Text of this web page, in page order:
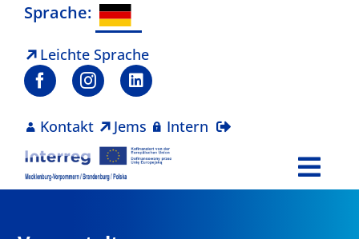
Zum
springen
Sprache:
Leichte Sprache
Kontakt Jems Intern